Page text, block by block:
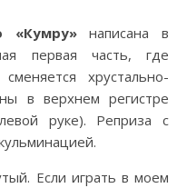
«Кумру»написана в
первая часть, где
хрустально-
в верхнем регистре
руке). Реприза с
Если играть в моем